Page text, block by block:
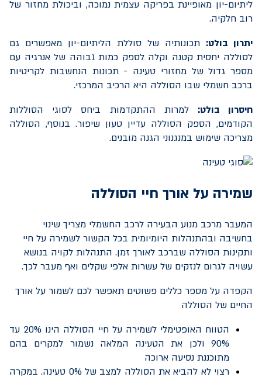
ליתיום-יון מאופיינת בפריקה עצמית נמוכה, וביכולת מחזור של
רוב חלקיה.
יתרון בולט: תכונותיה של סוללת הליתיום-יון מאפשרים גם
לסוללה יחסית קטנה וקלה לספק כמות גבוהה של אנרגיה עם
מספר גדול של מחזורי טעינה - תכונות הנחשבות לקריטיות
ברכב חשמלי שבו הסוללה היא הרכיב המרכזי.
חיסרון בולט: למרות ההתקדמות ביחס לסוגי הסוללות
הקודמים, הספק הסוללה עדיין טעון שיפור. בנוסף, הסוללה
מצריכה שימוש במנגנוני הגנה מובנים.
שמירה על אורך חיי הסוללה
המעבר מרכב מנוע הבעירה לרכב החשמלי מצריך שינוי
בחשיבה ובהתנהלות היומיומית בכל הקשור לשמירה על חיי
ותקינות הסוללה שברכב לאורך זמן. התנהלות לקויה בנושא
עשויה לגרום לנזקים של עשרות אלפי שקלים ואף מעבר לכך.
הקפדה על מספר כללים פשוטים תאפשר לכם לשמור על אורך
החיים של הסוללה
הטווח האופטימלי לשמירה על חיי הסוללה הינו 20% עד
90% ולכן את הטעינה המלאה נשמור למקרים בהם
מתוכננת נסיעה ארוכה
רצוי לא להביא את הסוללה למצב של 0% טעינה. במקרה